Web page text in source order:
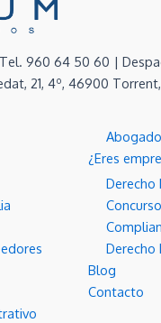
960 64 50 60 |
21, 4º, 46900
¿Eres
Derecho
Derecho
Blog
Contacto